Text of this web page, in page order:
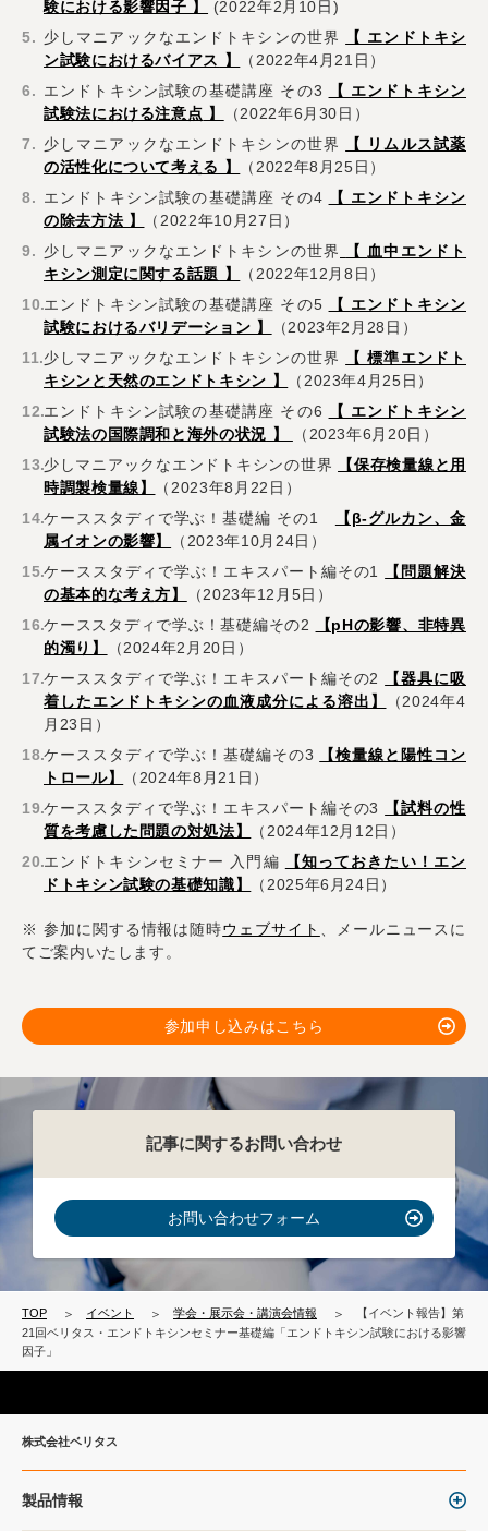
験における影響因子 】
(2022年2月10日)
少しマニアックなエンドトキシンの世界
【 エンドトキシ
ン試験におけるバイアス 】
（2022年4月21日）
エンドトキシン試験の基礎講座 その3
【 エンドトキシン
試験法における注意点 】
（2022年6月30日）
少しマニアックなエンドトキシンの世界
【 リムルス試薬
の活性化について考える 】
（2022年8月25日）
エンドトキシン試験の基礎講座 その4
【 エンドトキシン
の除去方法 】
（2022年10月27日）
少しマニアックなエンドトキシンの世界
【 血中エンドト
キシン測定に関する話題 】
（2022年12月8日）
エンドトキシン試験の基礎講座 その5
【 エンドトキシン
試験におけるバリデーション 】
（2023年2月28日）
少しマニアックなエンドトキシンの世界
【 標準エンドト
キシンと天然のエンドトキシン 】
（2023年4月25日）
エンドトキシン試験の基礎講座 その6
【 エンドトキシン
試験法の国際調和と海外の状況 】
（2023年6月20日）
少しマニアックなエンドトキシンの世界
【保存検量線と用
時調製検量線】
（2023年8月22日）
ケーススタディで学ぶ！基礎編 その1
【β-グルカン、金
属イオンの影響】
（2023年10月24日）
ケーススタディで学ぶ！エキスパート編その1
【問題解決
の基本的な考え方】
（2023年12月5日）
ケーススタディで学ぶ！基礎編その2
【pHの影響、非特異
的濁り】
（2024年2月20日）
ケーススタディで学ぶ！エキスパート編その2
【器具に吸
着したエンドトキシンの血液成分による溶出】
（2024年4
月23日）
ケーススタディで学ぶ！基礎編その3
【検量線と陽性コン
トロール】
（2024年8月21日）
ケーススタディで学ぶ！エキスパート編その3
【試料の性
質を考慮した問題の対処法】
（2024年12月12日）
エンドトキシンセミナー 入門編
【知っておきたい！エン
ドトキシン試験の基礎知識】
（2025年6月24日）
※ 参加に関する情報は随時ウェブサイト
、メールニュースに
てご案内いたします。
参加申し込みはこちら
記事に関するお問い合わせ
お問い合わせフォーム
TOP イベント 学会・展示会・講演会情報
【イベント報告】第
21回ベリタス・エンドトキシンセミナー基礎編「エンドトキシン試験における影響
因子」
株式会社ベリタス
製品情報